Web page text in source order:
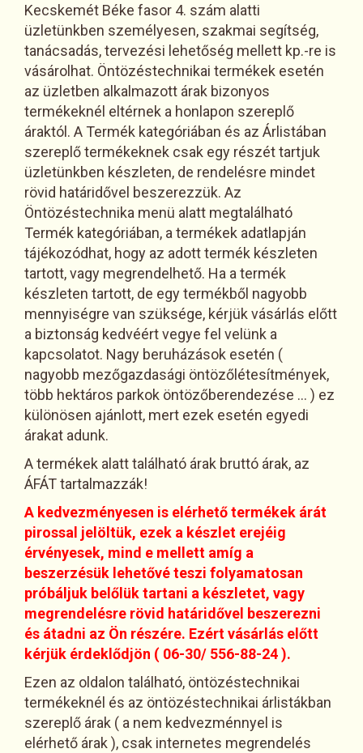
Kecskemét Béke fasor 4. szám alatti
üzletünkben személyesen, szakmai segítség,
tanácsadás, tervezési lehetőség mellett kp.-re is
vásárolhat. Öntözéstechnikai termékek esetén
az üzletben alkalmazott árak bizonyos
termékeknél eltérnek a honlapon szereplő
áraktól. A Termék kategóriában és az Árlistában
szereplő termékeknek csak egy részét tartjuk
üzletünkben készleten, de rendelésre mindet
rövid határidővel beszerezzük. Az
Öntözéstechnika menü alatt megtalálható
Termék kategóriában, a termékek adatlapján
tájékozódhat, hogy az adott termék készleten
tartott, vagy megrendelhető. Ha a termék
készleten tartott, de egy termékből nagyobb
mennyiségre van szüksége, kérjük vásárlás előtt
a biztonság kedvéért vegye fel velünk a
kapcsolatot. Nagy beruházások esetén (
nagyobb mezőgazdasági öntözőlétesítmények,
több hektáros parkok öntözőberendezése ... ) ez
különösen ajánlott, mert ezek esetén egyedi
árakat adunk.
A termékek alatt található árak bruttó árak, az
ÁFÁT tartalmazzák!
A kedvezményesen is elérhető termékek árát
pirossal jelöltük, ezek a készlet erejéig
érvényesek, mind e mellett amíg a
beszerzésük lehetővé teszi folyamatosan
próbáljuk belőlük tartani a készletet, vagy
megrendelésre rövid határidővel beszerezni
és átadni az Ön részére. Ezért vásárlás előtt
kérjük érdeklődjön ( 06-30/ 556-88-24 ).
Ezen az oldalon található, öntözéstechnikai
termékeknél és az öntözéstechnikai árlistákban
szereplő árak ( a nem kedvezménnyel is
elérhető árak ), csak internetes megrendelés